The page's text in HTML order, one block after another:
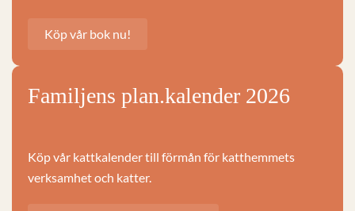
Köp vår bok nu!
Familjens plan.kalender 2026
Köp vår kattkalender till förmån för katthemmets
verksamhet och katter.